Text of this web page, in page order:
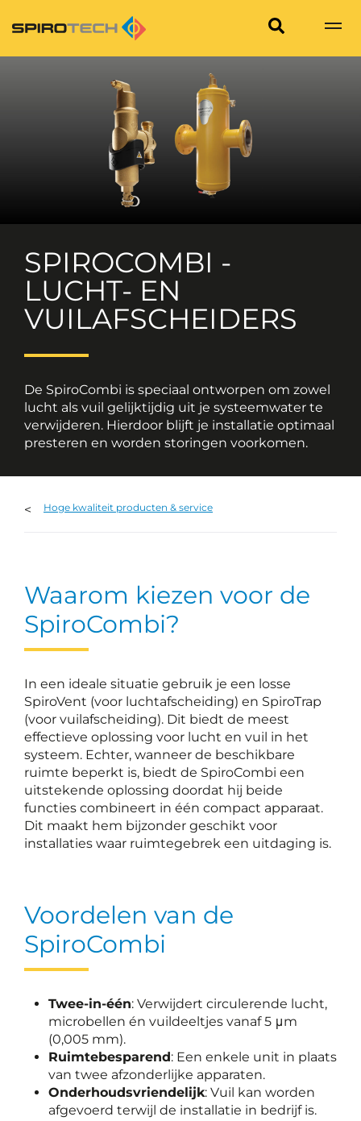
SPIROCOMBI -
LUCHT- EN
VUILAFSCHEIDERS
De SpiroCombi is speciaal ontworpen om zowel
lucht als vuil gelijktijdig uit je systeemwater te
verwijderen. Hierdoor blijft je installatie optimaal
presteren en worden storingen voorkomen.
Hoge kwaliteit producten & service
Waarom kiezen voor de
SpiroCombi?
In een ideale situatie gebruik je een losse
SpiroVent (voor luchtafscheiding) en SpiroTrap
(voor vuilafscheiding). Dit biedt de meest
effectieve oplossing voor lucht en vuil in het
systeem. Echter, wanneer de beschikbare
ruimte beperkt is, biedt de SpiroCombi een
uitstekende oplossing doordat hij beide
functies combineert in één compact apparaat.
Dit maakt hem bijzonder geschikt voor
installaties waar ruimtegebrek een uitdaging is.
Voordelen van de
SpiroCombi
Twee-in-één: Verwijdert circulerende lucht,
microbellen én vuildeeltjes vanaf 5 μm
(0,005 mm).
Ruimtebesparend: Een enkele unit in plaats
van twee afzonderlijke apparaten.
Onderhoudsvriendelijk: Vuil kan worden
afgevoerd terwijl de installatie in bedrijf is.